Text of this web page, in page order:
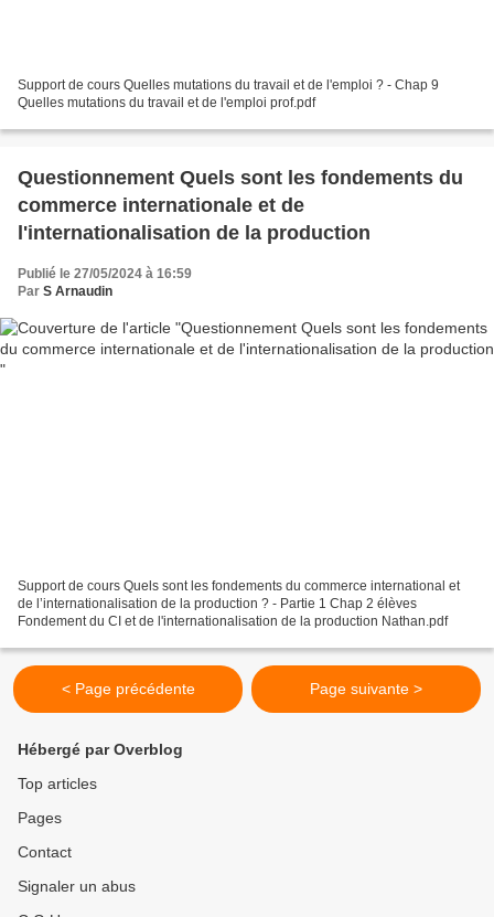
Support de cours Quelles mutations du travail et de l'emploi ? - Chap 9
Quelles mutations du travail et de l'emploi prof.pdf
Questionnement Quels sont les fondements du
commerce internationale et de
l'internationalisation de la production
Publié le 27/05/2024 à 16:59
Par S Arnaudin
Support de cours Quels sont les fondements du commerce international et
de l’internationalisation de la production ? - Partie 1 Chap 2 élèves
Fondement du CI et de l'internationalisation de la production Nathan.pdf
< Page précédente Page suivante >
Hébergé par Overblog
Top articles
Pages
Contact
Signaler un abus